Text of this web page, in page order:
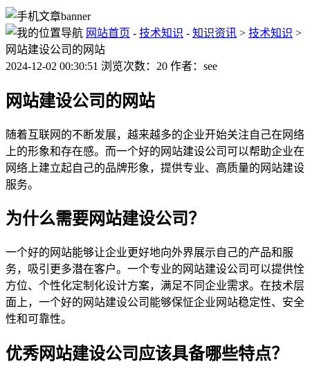
网站首页 - 技术知识 - 知识资讯 > 技术知识 >
网站建设公司的网站
2024-12-02 00:30:51 浏览次数：20 作者：see
网站建设公司的网站
随着互联网的不断发展，越来越多的企业开始关注自己在网络
上的形象和存在感。而一个好的网站建设公司可以帮助企业在
网络上建立起自己的品牌形象，提供专业、高质量的网站建设
服务。
为什么需要网站建设公司？
一个好的网站能够让企业更好地向外界展示自己的产品和服
务，吸引更多潜在客户。一个专业的网站建设公司可以提供恮
方位、个性化定制化设计方案，满足不同企业需求。在技术层
面上，一个好的网站建设公司能够保怔企业网站稳定性、安全
性和可靠性。
优秀网站建设公司应该具备哪些特点？